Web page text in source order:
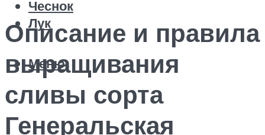
Чеснок
Лук
Меню
Описание и правила
выращивания
сливы сорта
Генеральская